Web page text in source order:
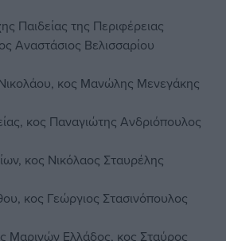
Παιδείας της Περιφέρειας
Αναστάσιος Βελισσαρίου
κος Μανώλης Μενεγάκης
κος Παναγιώτης Ανδριόπουλος
κος Νικόλαος Σταυρέλης
κος Γεώργιος Στασινόπουλος
Ελλάδος, κος Σταύρος